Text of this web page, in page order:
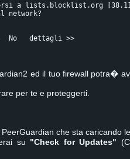
a lists.blocklist.org
network?
No   dettagli >>
ed il tuo firewall potra�
per te e proteggerti.
che sta caricando
su "Check for Updates"